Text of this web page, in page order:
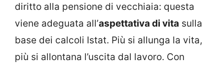
diritto alla pensione di vecchiaia: questa
viene adeguata all’aspettativa di vita sulla
base dei calcoli Istat. Più si allunga la vita,
più si allontana l’uscita dal lavoro. Con